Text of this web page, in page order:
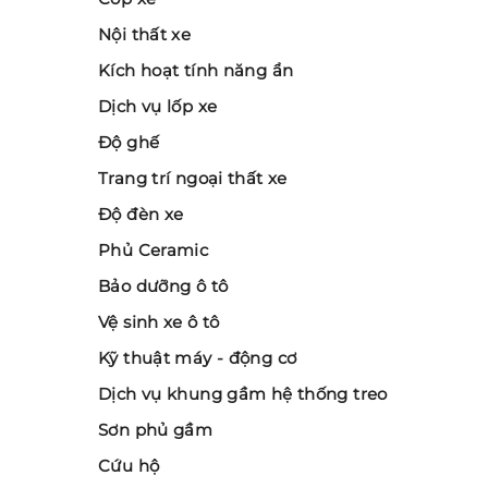
Nội thất xe
Kích hoạt tính năng ẩn
Dịch vụ lốp xe
Độ ghế
Trang trí ngoại thất xe
Độ đèn xe
Phủ Ceramic
Bảo dưỡng ô tô
Vệ sinh xe ô tô
Kỹ thuật máy - động cơ
Dịch vụ khung gầm hệ thống treo
Sơn phủ gầm
Cứu hộ